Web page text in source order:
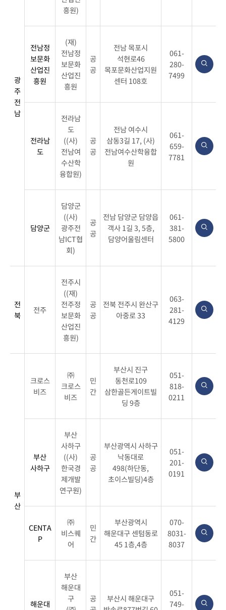
광
주
전
남
흥원)
전남정
보문화
산업진
흥원
(재)
전남정
보문화
산업진
흥원
공
공
전남 목포시
석현로46
목포문화산업지원
센터 108호
061-
280-
7499
전라남
도
전라남
도
((사)
전남여
수산학
융합원)
공
공
전남 여수시
삼동3길 17, (사)
전남여수산학융합
원
061-
659-
7781
담양군
담양군
((사)
광주전
남ICT협
회)
공
공
전남 담양군 담양읍
객사 1길 3, 5층,
담양어울림센터
061-
381-
5800
전
북
전주
전주시
((재)
전주정
보문화
산업진
흥원)
공
공
전북 전주시 완산구
아중로 33
063-
281-
4129
부
산
크로스
비즈
㈜
크로스
비즈
민
간
부산시 진구
동천로109
삼한골든게이트빌
딩 9층
051-
818-
0211
부산
사하구
부산
사하구
((사)
한국경
제개발
연구원)
공
공
부산광역시 사하구
낙동대로
498(하단동,
초이스빌딩)4층
051-
201-
0191
CENTA
P
㈜
비스퀘
어
민
간
부산광역시
해운대구 센텀동로
45 1층,4층
070-
8031-
8037
해운대
부산
해운대
구
공
부산시 해운대구
051-
749-